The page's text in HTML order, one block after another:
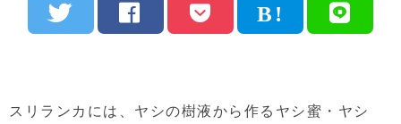
スリランカには、ヤシの樹液から作るヤシ蜜・ヤシ